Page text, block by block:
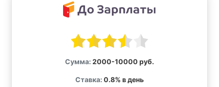
Сумма: 2000-10000 руб.
Ставка: 0.8% в день